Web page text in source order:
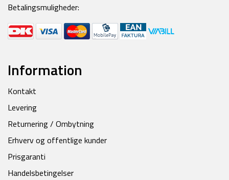
Betalingsmuligheder:
Information
Kontakt
Levering
Returnering / Ombytning
Erhverv og offentlige kunder
Prisgaranti
Handelsbetingelser